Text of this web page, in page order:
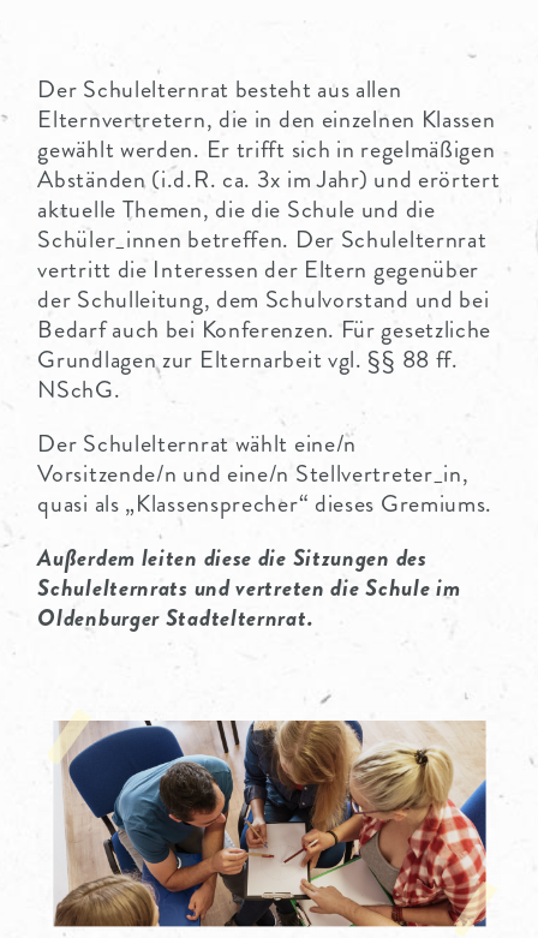
Der Schulelternrat besteht aus allen
Elternvertretern, die in den einzelnen Klassen
gewählt werden. Er trifft sich in regelmäßigen
Abständen (i.d.R. ca. 3x im Jahr) und erörtert
aktuelle Themen, die die Schule und die
Schüler_innen betreffen. Der Schulelternrat
vertritt die Interessen der Eltern gegenüber
der Schulleitung, dem Schulvorstand und bei
Bedarf auch bei Konferenzen. Für gesetzliche
Grundlagen zur Elternarbeit vgl. §§ 88 ff.
NSchG.
Der Schulelternrat wählt eine/n
Vorsitzende/n und eine/n Stellvertreter_in,
quasi als „Klassensprecher“ dieses Gremiums.
Außerdem leiten diese die Sitzungen des
Schulelternrats und vertreten die Schule im
Oldenburger Stadtelternrat.